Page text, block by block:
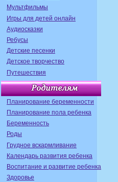
Мультфильмы
Игры для детей онлайн
Аудиосказки
Ребусы
Детские песенки
Детское творчество
Путешествия
Планирование беременности
Планирование пола ребенка
Беременность
Роды
Грудное вскармливание
Календарь развития ребенка
Воспитание и развитие ребенка
Здоровье